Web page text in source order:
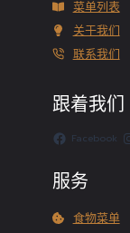
菜单列表
关于我们
联系我们
跟着我们
Facebook
服务
食物菜单